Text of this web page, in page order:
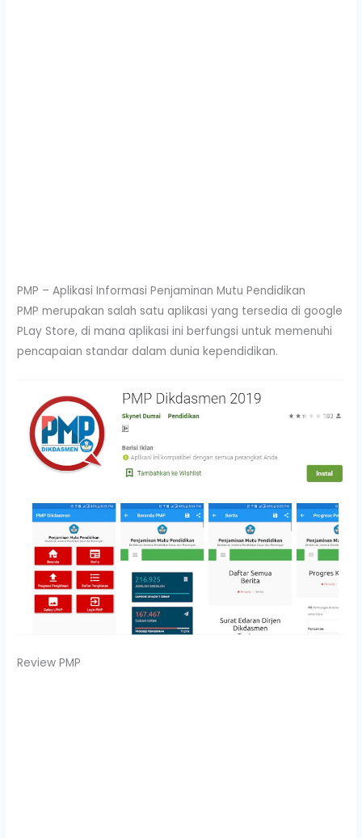
PMP – Aplikasi Informasi Penjaminan Mutu Pendidikan
PMP merupakan salah satu aplikasi yang tersedia di google
PLay Store, di mana aplikasi ini berfungsi untuk memenuhi
pencapaian standar dalam dunia kependidikan.
Review PMP